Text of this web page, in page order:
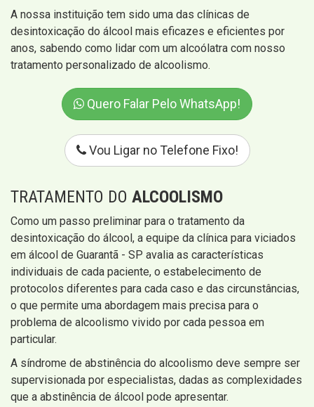
A nossa instituição tem sido uma das clínicas de
desintoxicação do álcool mais eficazes e eficientes por
anos, sabendo como lidar com um alcoólatra com nosso
tratamento personalizado de alcoolismo.
Quero Falar Pelo WhatsApp!
Vou Ligar no Telefone Fixo!
TRATAMENTO DO ALCOOLISMO
Como um passo preliminar para o tratamento da
desintoxicação do álcool, a equipe da clínica para viciados
em álcool de Guarantã - SP avalia as características
individuais de cada paciente, o estabelecimento de
protocolos diferentes para cada caso e das circunstâncias,
o que permite uma abordagem mais precisa para o
problema de alcoolismo vivido por cada pessoa em
particular.
A síndrome de abstinência do alcoolismo deve sempre ser
supervisionada por especialistas, dadas as complexidades
que a abstinência de álcool pode apresentar.